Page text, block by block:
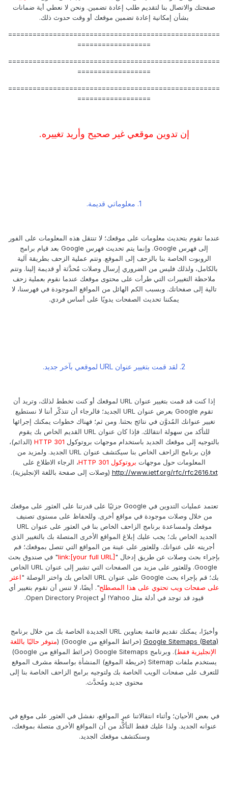
صفحتك والاتصال بنا لتقديم طلب إعادة تضمين. ونحن لا نعطي أية ضمانات
بشأن إمكانية إعادة تضمين موقعك أو وقت حدوث ذلك.
====================================================
==================
====================================================
==================
====================================================
==================
إن تدوين موقعي غير صحيح وأريد تغييره.
عندما تقوم بتحديث معلومات على موقعك؛ لا تنتقل هذه المعلومات على الفور
إلى فهرس Google. وإنما يتم تحديث فهرس Google بعد قيام برامج
الروبوت الخاصة بنا بالزحف إلى الموقع. وتتم عملية الزحف بطريقة آلية
بالكامل، ولذلك فليس من الضروري إرسال وصلات مُحدَّثة أو قديمة إلينا. وتتم
ملاحظة التغييرات التي طرأت على محتوى موقعك عندما نقوم بعملية زحف
تالية إلى صفحاتك. وبسبب الكم الهائل من المواقع الموجودة في فهرسنا، لا
يمكننا تحديث الصفحات يدويًا على أساس فردي.
2. لقد قمت بتغيير عنوان URL لموقعي بآخر جديد.
إذا كنت قد قمت بتغيير عنوان URL لموقعك أو كنت تخطط لذلك، وتريد أن
تقوم Google بعرض عنوان URL الجديد؛ فالرجاء أن تتذكّر أننا لا نستطيع
تغيير عنوانك المُدوَّن في نتائج بحثنا. ومن ثم؛ فهناك خطوات يمكنك إجرائها
للتأكد من سهولة انتقالك. فإذا كان عنوان URL القديم الخاص بك يقوم
بالتوجيه إلى موقعك الجديد باستخدام موجهات بروتوكول HTTP 301(الدائم)،
فإن برنامج الزاحف الخاص بنا سيكتشف عنوان URL الجديد. ولمزيد من
المعلومات حول موجهاتبروتوكول 301 HTTP
، الرجاء الاطلاع على
http://www.ietf.org/rfc/rfc2616.txt(وصلات إلى صفحة باللغة الإنجليزية).
تعتمد عمليات التدوين في Google جزئيًا على قدرتنا على العثور على موقعك
من خلال وصلات موجودة في مواقع أخرى. وللحفاظ على مستوى تصنيف
موقعك ولمساعدة برنامج الزاحف الخاص بنا في العثور على عنوان URL
الجديد الخاص بك؛ يجب عليك إبلاغ المواقع الأخرى المتصلة بك بالتغيير الذي
أجريته على عنوانك. وللعثور على عينة من المواقع التي تتصل بموقعك؛ قم
بإجراء بحث وصلات عن طريق إدخال " link:[your full URL]" في صندوق بحث
Google. وللعثور على مزيد من الصفحات التي تشير إلى عنوان URL الخاص
بك؛ قم بإجراء بحث Google على عنوان URL الخاص بك واختر الوصلة "
اعثر
على صفحات ويب تحتوي على هذا المصطلح". أيضًا، لا تنس أن تقوم بتغيير أي
قيود قد توجد في أدلة مثل Yahoo! أو Open Directory Project.
وأخيرًا، يمكنك تقديم قائمة بعناوين URL الجديدة الخاصة بك من خلال برنامج
Google Sitemaps (Beta)(خرائط المواقع من Google) (
متوفر حاليًا باللغة
الإنجليزية فقط
). وبرنامج Google Sitemaps (خرائط المواقع من Google)
يستخدم ملفات Sitemap (خريطة الموقع) المنشأة بواسطة مشرف الموقع
للتعرف على صفحات الويب الخاصة بك ولتوجيه برامج الزاحف الخاصة بنا إلى
محتوى جديد ومُحدَّث.
في بعض الأحيان؛ وأثناء انتقالاتنا عبر المواقع، نفشل في العثور على موقع في
عنوانه الجديد. ولذا عليك فقط التأكُّد من أن المواقع الأخرى متصلة بموقعك،
وسنكتشف موقعك الجديد.